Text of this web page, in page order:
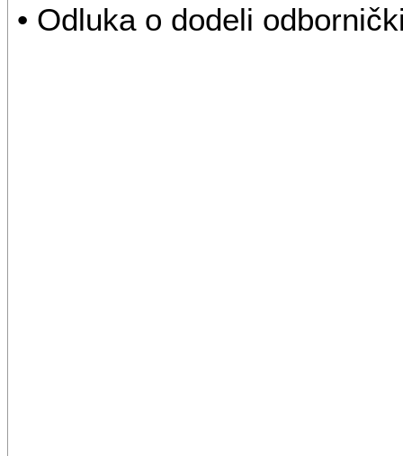
• Odluka o dodeli